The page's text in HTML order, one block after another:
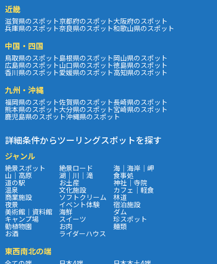
近畿
滋賀県のスポット京都府のスポット大阪府のスポット
兵庫県のスポット奈良県のスポット和歌山県のスポット
中国・四国
鳥取県のスポット島根県のスポット岡山県のスポット
広島県のスポット山口県のスポット徳島県のスポット
香川県のスポット愛媛県のスポット高知県のスポット
九州・沖縄
福岡県のスポット佐賀県のスポット長崎県のスポット
熊本県のスポット大分県のスポット宮崎県のスポット
鹿児島県のスポット沖縄県のスポット
詳細条件からツーリングスポットを探す
ジャンル
絶景スポット 絶景ロード 海｜海岸｜岬
山｜高原 湖｜川｜滝 食事処
道の駅 お土産 神社｜寺院
温泉 文化施設 カフェ｜軽食
商業施設 ソフトクリーム 林道
夜景 イベント体験 宿泊施設
美術館｜資料館 海鮮 ダム
キャンプ場 スイーツ 珍スポット
動植物園 お肉 麺類
お酒 ライダーハウス
東西南北の端